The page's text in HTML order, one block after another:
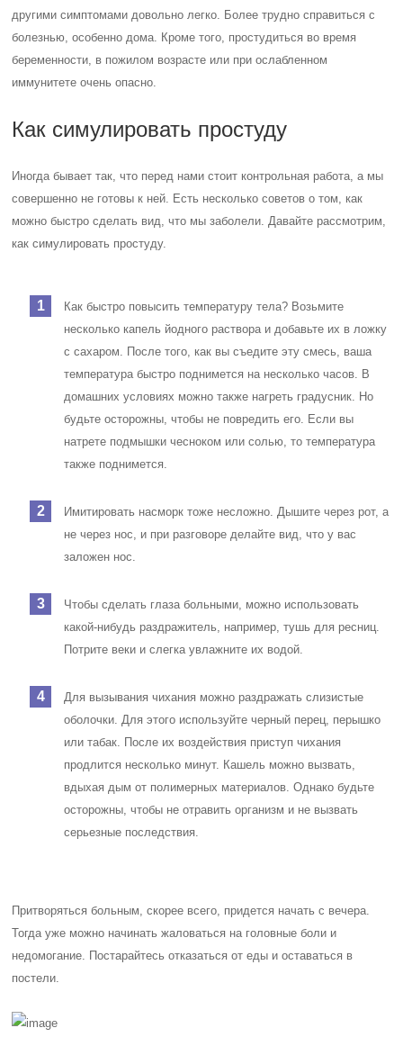
другими симптомами довольно легко. Более трудно справиться с
болезнью, особенно дома. Кроме того, простудиться во время
беременности, в пожилом возрасте или при ослабленном
иммунитете очень опасно.
Как симулировать простуду
Иногда бывает так, что перед нами стоит контрольная работа, а мы
совершенно не готовы к ней. Есть несколько советов о том, как
можно быстро сделать вид, что мы заболели. Давайте рассмотрим,
как симулировать простуду.
Как быстро повысить температуру тела? Возьмите
несколько капель йодного раствора и добавьте их в ложку
с сахаром. После того, как вы съедите эту смесь, ваша
температура быстро поднимется на несколько часов. В
домашних условиях можно также нагреть градусник. Но
будьте осторожны, чтобы не повредить его. Если вы
натрете подмышки чесноком или солью, то температура
также поднимется.
Имитировать насморк тоже несложно. Дышите через рот, а
не через нос, и при разговоре делайте вид, что у вас
заложен нос.
Чтобы сделать глаза больными, можно использовать
какой-нибудь раздражитель, например, тушь для ресниц.
Потрите веки и слегка увлажните их водой.
Для вызывания чихания можно раздражать слизистые
оболочки. Для этого используйте черный перец, перышко
или табак. После их воздействия приступ чихания
продлится несколько минут. Кашель можно вызвать,
вдыхая дым от полимерных материалов. Однако будьте
осторожны, чтобы не отравить организм и не вызвать
серьезные последствия.
Притворяться больным, скорее всего, придется начать с вечера.
Тогда уже можно начинать жаловаться на головные боли и
недомогание. Постарайтесь отказаться от еды и оставаться в
постели.